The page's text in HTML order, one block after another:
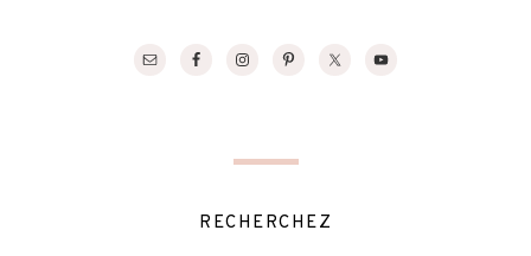
RECHERCHEZ